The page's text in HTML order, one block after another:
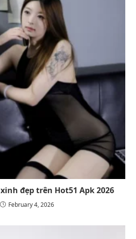
đẹp trên Hot51 Apk 2026
February 4, 2026